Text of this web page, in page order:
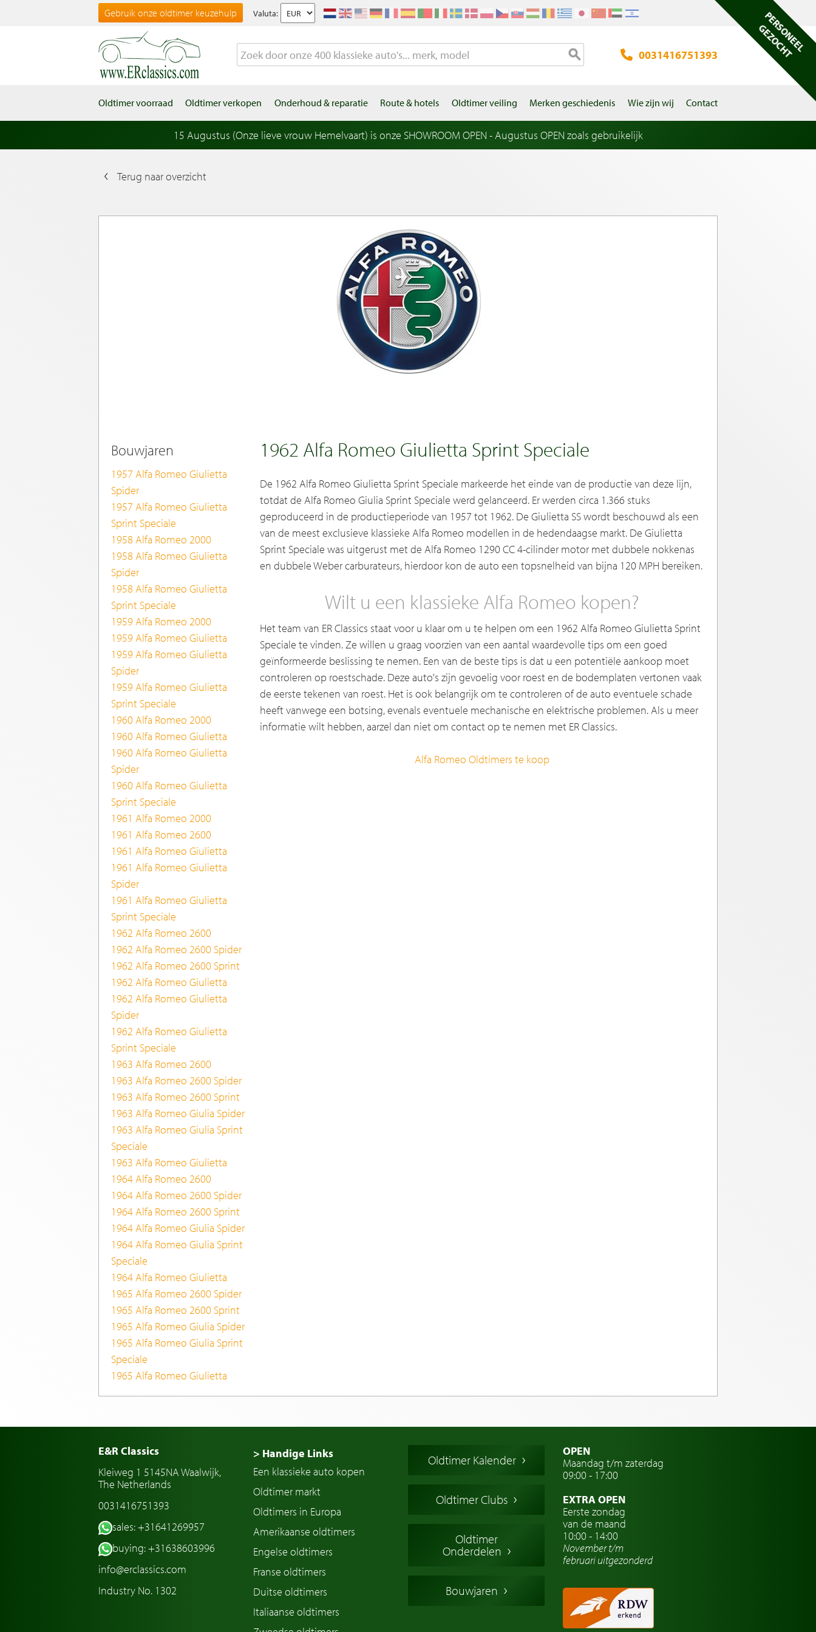
Gebruik onze oldtimer keuzehulp Valuta:
0031416751393
Oldtimer voorraad Oldtimer verkopen Onderhoud & reparatie Route & hotels Oldtimer veiling Merken geschiedenis Wie zijn wij Contact
15 Augustus (Onze lieve vrouw Hemelvaart) is onze SHOWROOM OPEN - Augustus OPEN zoals gebruikelijk
Terug naar overzicht
Bouwjaren
1957 Alfa Romeo Giulietta
Spider
1957 Alfa Romeo Giulietta
Sprint Speciale
1958 Alfa Romeo 2000
1958 Alfa Romeo Giulietta
Spider
1958 Alfa Romeo Giulietta
Sprint Speciale
1959 Alfa Romeo 2000
1959 Alfa Romeo Giulietta
1959 Alfa Romeo Giulietta
Spider
1959 Alfa Romeo Giulietta
Sprint Speciale
1960 Alfa Romeo 2000
1960 Alfa Romeo Giulietta
1960 Alfa Romeo Giulietta
Spider
1960 Alfa Romeo Giulietta
Sprint Speciale
1961 Alfa Romeo 2000
1961 Alfa Romeo 2600
1961 Alfa Romeo Giulietta
1961 Alfa Romeo Giulietta
Spider
1961 Alfa Romeo Giulietta
Sprint Speciale
1962 Alfa Romeo 2600
1962 Alfa Romeo 2600 Spider
1962 Alfa Romeo 2600 Sprint
1962 Alfa Romeo Giulietta
1962 Alfa Romeo Giulietta
Spider
1962 Alfa Romeo Giulietta
Sprint Speciale
1963 Alfa Romeo 2600
1963 Alfa Romeo 2600 Spider
1963 Alfa Romeo 2600 Sprint
1963 Alfa Romeo Giulia Spider
1963 Alfa Romeo Giulia Sprint
Speciale
1963 Alfa Romeo Giulietta
1964 Alfa Romeo 2600
1964 Alfa Romeo 2600 Spider
1964 Alfa Romeo 2600 Sprint
1964 Alfa Romeo Giulia Spider
1964 Alfa Romeo Giulia Sprint
Speciale
1964 Alfa Romeo Giulietta
1965 Alfa Romeo 2600 Spider
1965 Alfa Romeo 2600 Sprint
1965 Alfa Romeo Giulia Spider
1965 Alfa Romeo Giulia Sprint
Speciale
1965 Alfa Romeo Giulietta
1962 Alfa Romeo Giulietta Sprint Speciale
De 1962 Alfa Romeo Giulietta Sprint Speciale markeerde het einde van de productie van deze lijn,
totdat de Alfa Romeo Giulia Sprint Speciale werd gelanceerd. Er werden circa 1.366 stuks
geproduceerd in de productieperiode van 1957 tot 1962. De Giulietta SS wordt beschouwd als een
van de meest exclusieve klassieke Alfa Romeo modellen in de hedendaagse markt. De Giulietta
Sprint Speciale was uitgerust met de Alfa Romeo 1290 CC 4-cilinder motor met dubbele nokkenas
en dubbele Weber carburateurs, hierdoor kon de auto een topsnelheid van bijna 120 MPH bereiken.
Wilt u een klassieke Alfa Romeo kopen?
Het team van ER Classics staat voor u klaar om u te helpen om een 1962 Alfa Romeo Giulietta Sprint
Speciale te vinden. Ze willen u graag voorzien van een aantal waardevolle tips om een goed
geïnformeerde beslissing te nemen. Een van de beste tips is dat u een potentiële aankoop moet
controleren op roestschade. Deze auto's zijn gevoelig voor roest en de bodemplaten vertonen vaak
de eerste tekenen van roest. Het is ook belangrijk om te controleren of de auto eventuele schade
heeft vanwege een botsing, evenals eventuele mechanische en elektrische problemen. Als u meer
informatie wilt hebben, aarzel dan niet om contact op te nemen met ER Classics.
Alfa Romeo Oldtimers te koop
E&R Classics
Kleiweg 1 5145NA Waalwijk,
The Netherlands
0031416751393
sales: +31641269957
buying: +31638603996
info@erclassics.com
Industry No. 1302
> Handige Links
Een klassieke auto kopen
Oldtimer markt
Oldtimers in Europa
Amerikaanse oldtimers
Engelse oldtimers
Franse oldtimers
Duitse oldtimers
Italiaanse oldtimers
Oldtimer Kalender
Oldtimer Clubs
Oldtimer
Onderdelen
Bouwjaren
OPEN
Maandag t/m zaterdag
09:00 - 17:00
EXTRA OPEN
Eerste zondag
van de maand
10:00 - 14:00
November t/m
februariuitgezonderd
PERSONEEL
GEZOCHT